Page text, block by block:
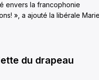
envers la francophonie
», a ajouté la libérale
du drapeau